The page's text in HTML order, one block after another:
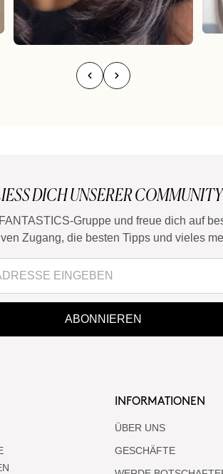
DICH UNSERER
Gruppe und freue dich auf
Zugang, die besten Tipps und vieles
ABONNIEREN
INFORMATIONEN
ÜBER UNS
GESCHÄFTE